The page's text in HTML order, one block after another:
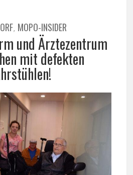
, MOPO-INSIDER
und Ärztezentrum
mit defekten